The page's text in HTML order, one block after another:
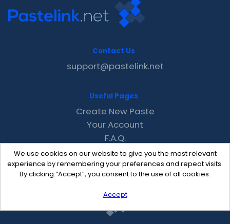
We use cookies on our website to give you the most relevant
experience by remembering your preferences and repeat visits.
By clicking “Accept”, you consent to the use of all cookies.
Accept
Contact Us
support@pastelink.net
Useful Pages
Create New Paste
Your Account
F.A.Q.
Recent
Contact